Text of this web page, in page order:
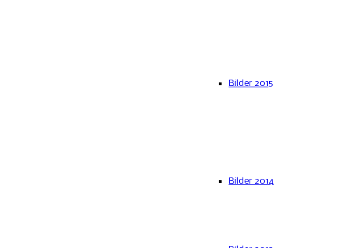
Bilder 2015
Bilder 2014